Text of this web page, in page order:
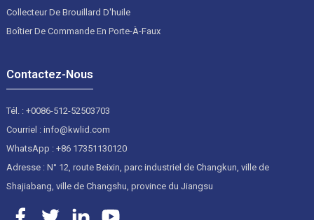
Collecteur De Brouillard D'huile
Boîtier De Commande En Porte-À-Faux
Contactez-Nous
Tél. : +0086-512-52503703
Courriel : info@kwlid.com
WhatsApp : +86 17351130120
Adresse : N° 12, route Beixin, parc industriel de Changkun, ville de
Shajiabang, ville de Changshu, province du Jiangsu